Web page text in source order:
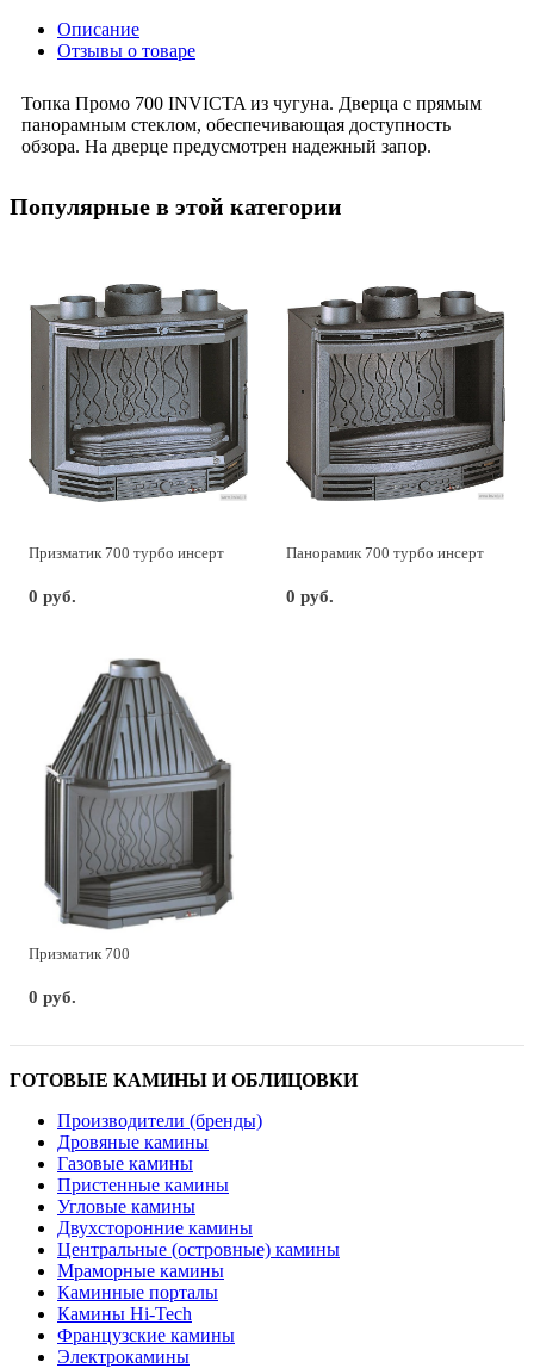
Описание
Отзывы о товаре
Топка Промо 700 INVICTA из чугуна. Дверца с прямым
панорамным стеклом, обеспечивающая доступность
обзора. На дверце предусмотрен надежный запор.
Популярные в этой категории
Призматик 700 турбо инсерт
0 руб.
Панорамик 700 турбо инсерт
0 руб.
Призматик 700
0 руб.
ГОТОВЫЕ КАМИНЫ И ОБЛИЦОВКИ
Производители (бренды)
Дровяные камины
Газовые камины
Пристенные камины
Угловые камины
Двухсторонние камины
Центральные (островные) камины
Мраморные камины
Каминные порталы
Камины Hi-Tech
Французские камины
Электрокамины